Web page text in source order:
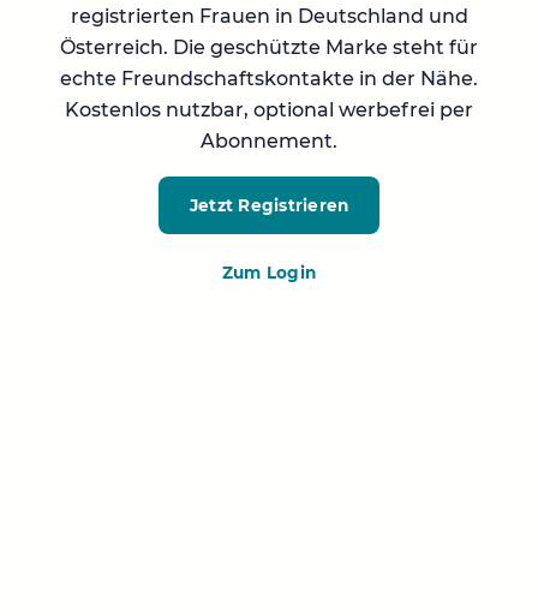
registrierten Frauen in Deutschland und
Österreich. Die geschützte Marke steht für
echte Freundschaftskontakte in der Nähe.
Kostenlos nutzbar, optional werbefrei per
Abonnement.
Jetzt Registrieren
Zum Login